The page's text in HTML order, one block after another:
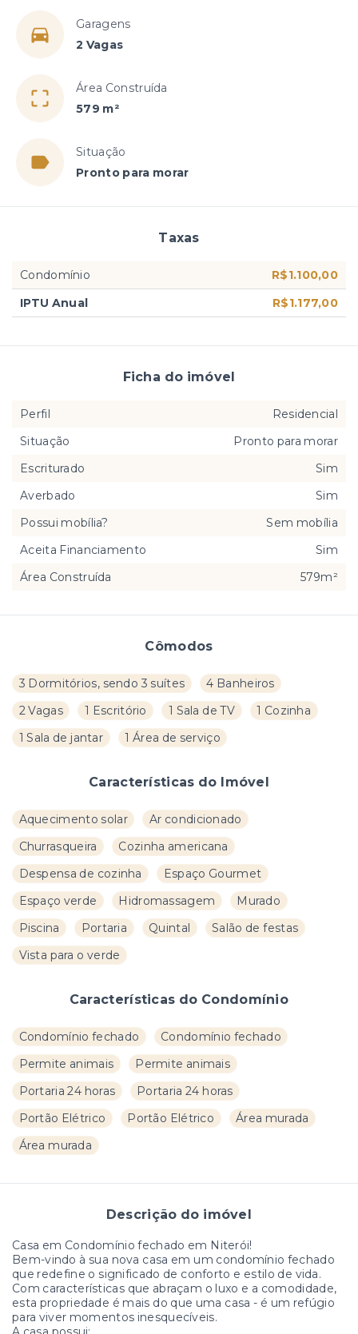
Garagens
2 Vagas
Área Construída
579 m²
Situação
Pronto para morar
Cômodos
3 Dormitórios, sendo 3 suítes
4 Banheiros
2 Vagas
1 Escritório 1 Sala de TV
1 Cozinha
1 Sala de jantar
1 Área de serviço
Características do Imóvel
Aquecimento solar
Ar condicionado
Churrasqueira
Cozinha americana
Despensa de cozinha
Espaço Gourmet
Espaço verde
Hidromassagem
Murado
Piscina
Portaria Quintal
Salão de festas
Vista para o verde
Características do Condomínio
Condomínio fechado
Condomínio fechado
Permite animais
Permite animais
Portaria 24 horas
Portaria 24 horas
Portão Elétrico
Portão Elétrico
Área murada
Área murada
Descrição do imóvel
Casa em Condomínio fechado em Niterói!
Bem-vindo à sua nova casa em um condomínio fechado
que redefine o significado de conforto e estilo de vida.
Com características que abraçam o luxo e a comodidade,
esta propriedade é mais do que uma casa - é um refúgio
para viver momentos inesquecíveis.
Taxas
Condomínio
R$1.100,00
IPTU Anual
R$1.177,00
Ficha do imóvel
Perfil
Residencial
Situação
Pronto para morar
Escriturado
Sim
Averbado
Sim
Possui mobília?
Sem mobília
Aceita Financiamento
Sim
Área Construída
579m²